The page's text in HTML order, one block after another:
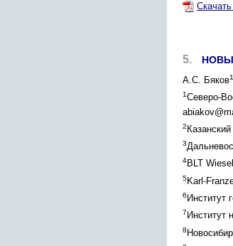
5.
А.С. Бяков
1Северо-
2
3
4BLT
5Karl-
6 Институт
7 Институт
8